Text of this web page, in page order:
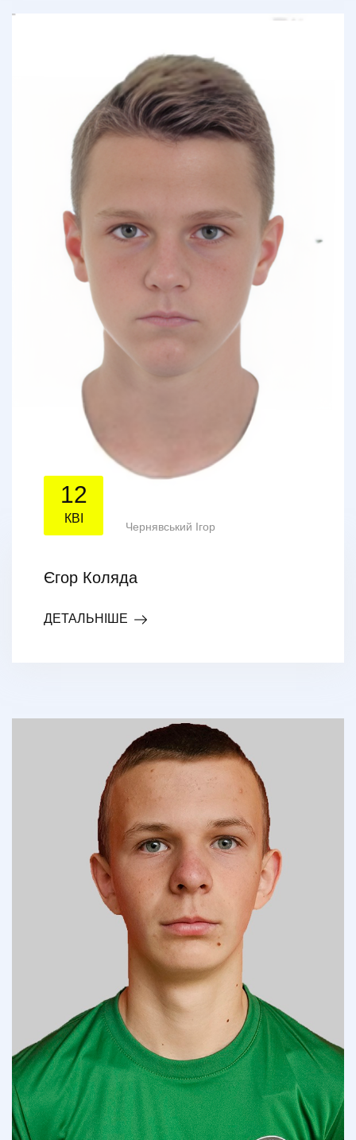
12
КВІ
Чернявський Ігор
Єгор Коляда
ДЕТАЛЬНІШЕ